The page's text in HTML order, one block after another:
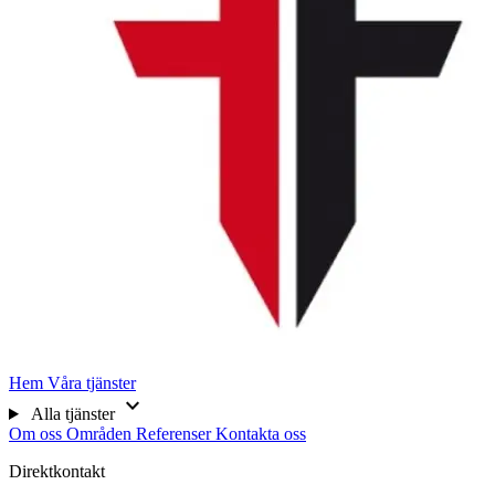
Hem Våra tjänster
Alla tjänster expand_more
Om oss Områden ReferenserKontakta oss
Direktkontakt